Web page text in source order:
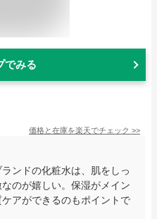
でみる
価格と在庫を楽天でチェック >>
ンドの化粧水は、肌をしっ
のが嬉しい。保湿がメイン
アができるのもポイントで